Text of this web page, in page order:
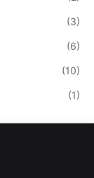
(3)
(6)
(10)
(1)